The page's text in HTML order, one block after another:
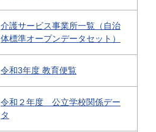
介護サービス事業所一覧（自治
体標準オープンデータセット）
令和3年度 教育便覧
令和２年度 公立学校関係デー
タ